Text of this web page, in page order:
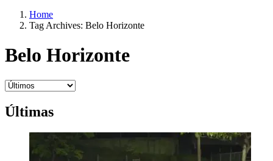
Home
Tag Archives: Belo Horizonte
Belo Horizonte
Últimas